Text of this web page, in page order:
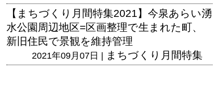
【まちづくり月間特集2021】今泉あらい湧
水公園周辺地区=区画整理で生まれた町、
新旧住民で景観を維持管理
2021年09月07日 | まちづくり月間特集